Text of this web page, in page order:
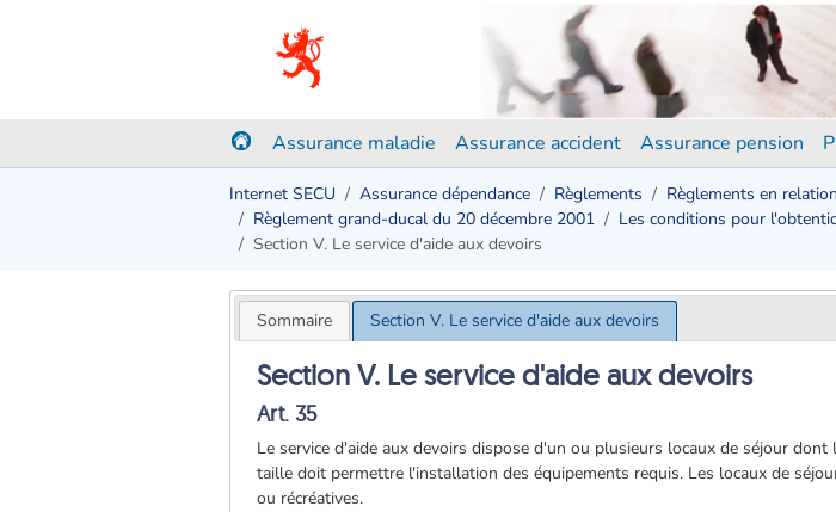
Assurance maladie Assurance accident Assurance pension
Internet SECU Assurance dépendance Règlements
Règlements en
Règlement grand-ducal du 20 décembre 2001
Les conditions pour
Section V. Le service d'aide aux devoirs
Sommaire Section V. Le service d'aide aux devoirs
Section V. Le service d'aide aux devoirs
Art. 35
Le service d'aide aux devoirs dispose d'un ou plusieurs locaux de séjour
taille doit permettre l'installation des équipements requis. Les locaux de
ou récréatives.